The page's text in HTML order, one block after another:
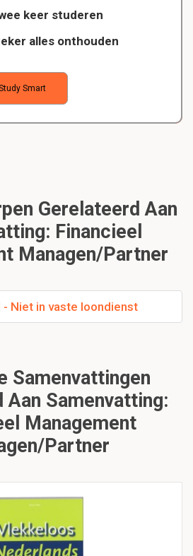
keer studeren
alles onthouden
Smart
Gerelateerd Aan
Financieel
Managen/partner
Niet in vaste loondienst
Samenvattingen
Aan Samenvatting:
Management
partner